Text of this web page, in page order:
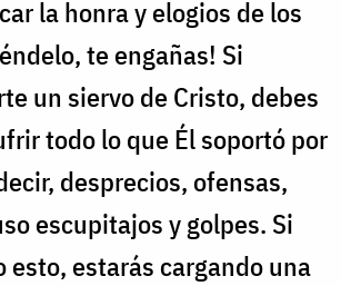
la honra y elogios de los
te engañas! Si
un siervo de Cristo, debes
todo lo que Él soportó por
desprecios, ofensas,
escupitajos y golpes. Si
esto, estarás cargando una